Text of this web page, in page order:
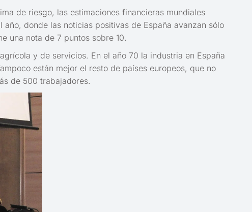
de riesgo, las estimaciones financieras mundiales
donde las noticias positivas de España avanzan sólo
una nota de 7 puntos sobre 10.
y de servicios. En el año 70 la industria en España
están mejor el resto de países europeos, que no
de 500 trabajadores.